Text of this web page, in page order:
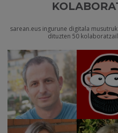
sarean.eus ingurune digitala
dituzten 50